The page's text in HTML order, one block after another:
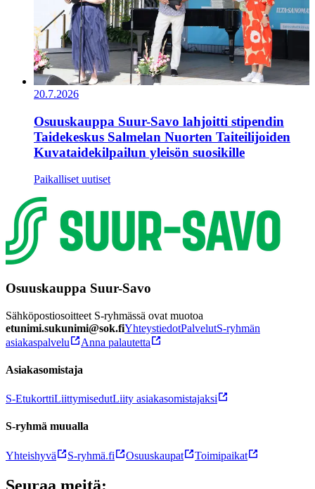
20.7.2026
Osuuskauppa Suur-Savo lahjoitti stipendin
Taidekeskus Salmelan Nuorten Taiteilijoiden
Kuvataidekilpailun yleisön suosikille
Paikalliset uutiset
Osuuskauppa Suur-Savo
Sähköpostiosoitteet S-ryhmässä ovat muotoa
etunimi.sukunimi@sok.fiYhteystiedotPalvelutS-ryhmän
asiakaspalvelu
Anna palautetta
Asiakasomistaja
S-EtukorttiLiittymisedutLiity asiakasomistajaksi
S-ryhmä muualla
Yhteishyvä S-ryhmä.fi Osuuskaupat Toimipaikat
Seuraa meitä: